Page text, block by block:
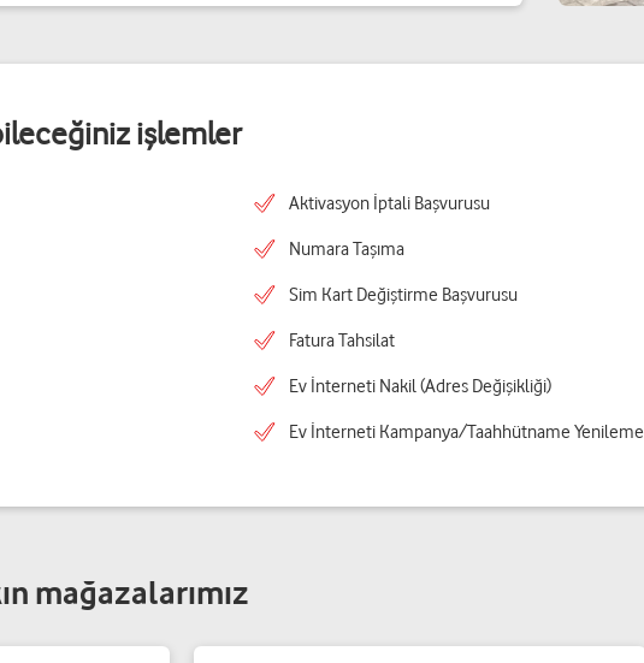
işlemler
Aktivasyon İptali Başvurusu
Numara Taşıma
Sim Kart Değiştirme Başvurusu
Fatura Tahsilat
Ev İnterneti Nakil (Adres Değişikliği)
Ev İnterneti Kampanya/Taahhütname Yenileme
mağazalarımız